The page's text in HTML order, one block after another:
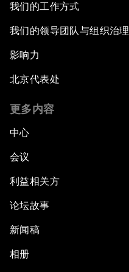
我们的工作方式
我们的领导团队与组织治理
影响力
北京代表处
更多内容
中心
会议
利益相关方
论坛故事
新闻稿
相册